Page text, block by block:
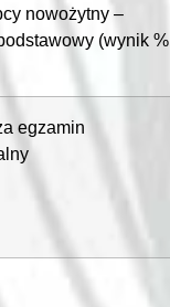
nowożytny –
(wynik %
egzamin